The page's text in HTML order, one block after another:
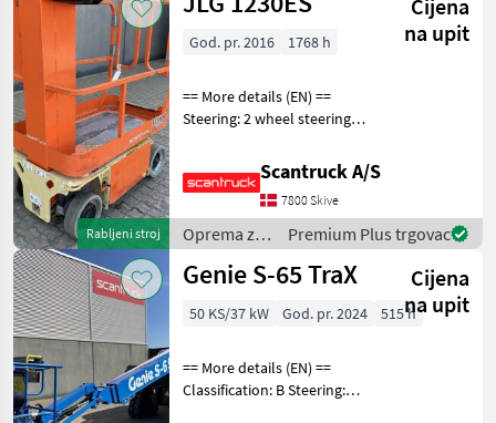
drveća /
Rabljeni stroj
Cijena
na upit
God. pr. 2016 1768 h
== More details (EN) ==
Steering: 2 wheel steering
Afsmitningsfrie hjul, str. 100
x 323 Wheel rear type:
Afsmitningsfrie hjul, str. 100
x 323 Ba
Scantruck A/S
7800 Skive
Oprema za
uređenje
drveća /
Premium Plus trgovac
Genie S-65 TraX
Cijena
na upit
50 KS/37 kW God. pr. 2024 515 h
== More details (EN) ==
Classification: B Steering: